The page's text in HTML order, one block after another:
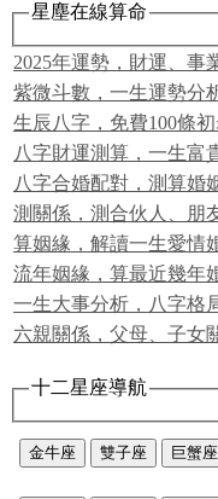
星塵在線算命
2025年運勢，財運、事
紫微斗數，一生運勢分
生辰八字，免費100條
八字財運測算，一生富
八字合婚配對，測算婚
測關係，測合伙人、朋
算姻緣，解讀一生愛情
流年姻緣，算最近幾年
一生大事分析，八字格
六親關係，父母、子女
十二星座導航
金牛座 雙子座 巨蟹座